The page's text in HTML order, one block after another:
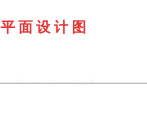
平 面 设 计 图